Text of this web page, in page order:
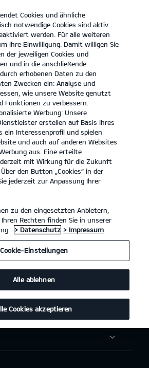
KONTAKT
Cookies und ähnliche
notwendige Cookies sind aktiv
werden. Für alle weiteren
Ihre Einwilligung. Damit willigen Sie
der jeweiligen Cookies und
und in die anschließende
erhobenen Daten zu den
Zwecken ein: Analyse und
wie unsere Website genutzt
Funktionen zu verbessern.
Werbung: Unsere
erstellen auf Basis Ihres
ein Interessenprofil und spielen
und auch auf anderen Websites
aus. Eine erteilte
mit Wirkung für die Zukunft
den Button „Cookies“ in der
jederzeit zur Anpassung Ihrer
zu den eingesetzten Anbietern,
Ihren Rechten finden Sie in unserer
> Datenschutz > Impressum
Cookie-Einstellungen
Alle ablehnen
Cookies akzeptieren